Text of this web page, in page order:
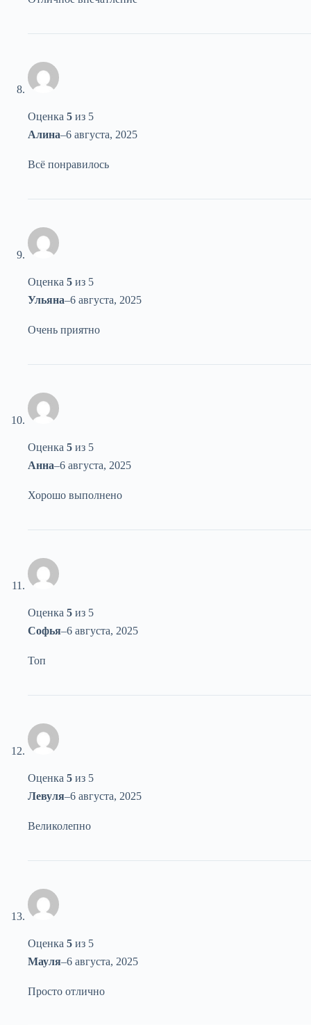
Оценка 5 из 5
Алина–6 августа, 2025
Всё понравилось
Оценка 5 из 5
Ульяна–6 августа, 2025
Очень приятно
Оценка 5 из 5
Анна–6 августа, 2025
Хорошо выполнено
Оценка 5 из 5
Софья–6 августа, 2025
Топ
Оценка 5 из 5
Левуля–6 августа, 2025
Великолепно
Оценка 5 из 5
Мауля–6 августа, 2025
Просто отлично